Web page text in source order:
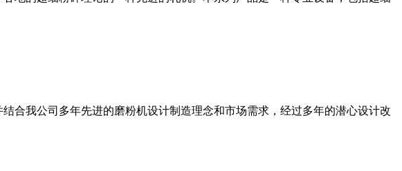
合我公司多年先进的磨粉机设计制造理念和市场需求，经过多年的潜心设计改